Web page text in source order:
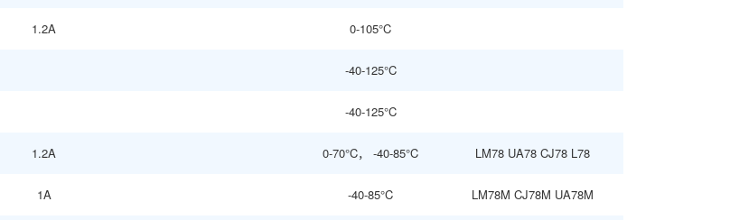
1.2A 0-105°C
-40-125°C
-40-125°C
1.2A 0-70°C， -40-85°C LM78 UA78 CJ78 L78
1A -40-85°C LM78M CJ78M UA78M